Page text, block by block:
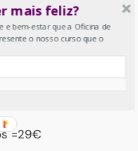
4
=29€
mais feliz?
e bem-estar que a Oficina de
o nosso curso que o